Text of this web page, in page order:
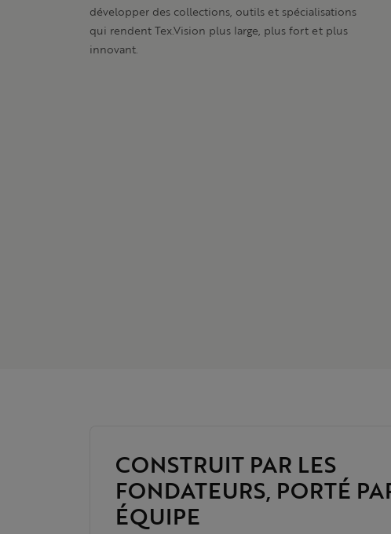
développer des collections, outils et spécialisations
qui rendent Tex.Vision plus large, plus fort et plus
innovant.
CONSTRUIT PAR LES
FONDATEURS, PORTÉ
ÉQUIPE